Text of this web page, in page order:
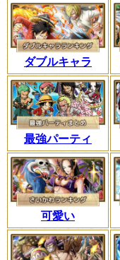
ダブルキャラ
最強パーティ
可愛い